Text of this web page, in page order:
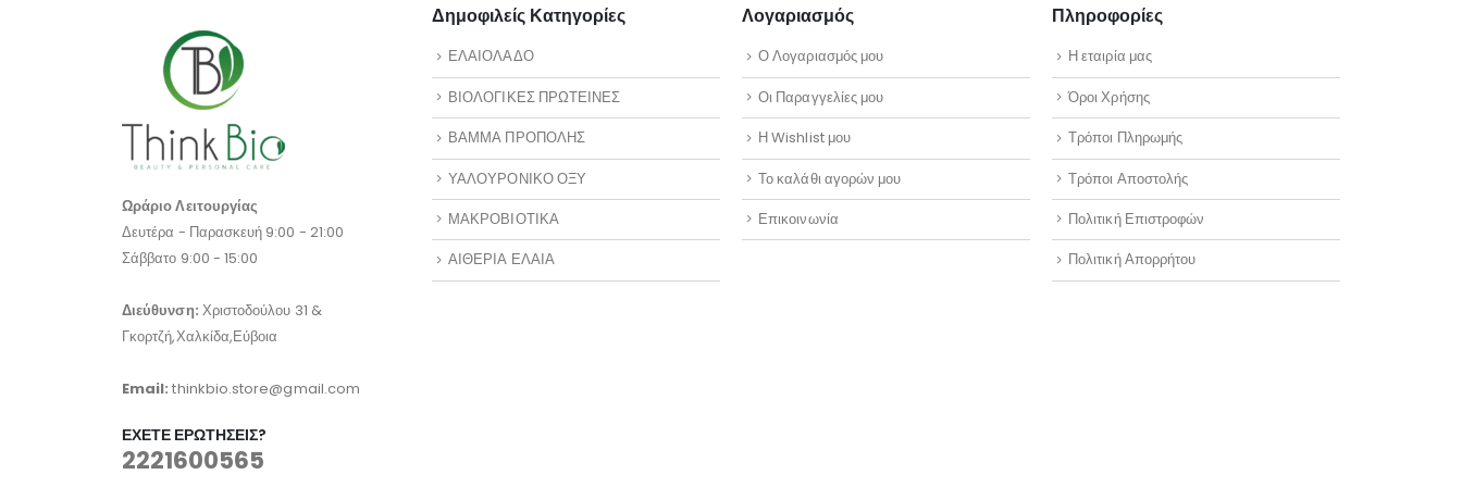
Ωράριο Λειτουργίας
Δευτέρα - Παρασκευή 9:00 - 21:00
Σάββατο 9:00 - 15:00
Διεύθυνση: Χριστοδούλου 31 &
Γκορτζή,Χαλκίδα,Εύβοια
Email:thinkbio.store@gmail.com
ΈΧΕΤΕ ΕΡΩΤΉΣΕΙΣ?
2221600565
Δημοφιλείς Κατηγορίες
ΕΛΑΙΟΛΑΔΟ
ΒΙΟΛΟΓΙΚΕΣ ΠΡΩΤΕΙΝΕΣ
ΒΑΜΜΑ ΠΡΟΠΟΛΗΣ
ΥΑΛΟΥΡΟΝΙΚΟ ΟΞΥ
ΜΑΚΡΟΒΙΟΤΙΚΑ
ΑΙΘΕΡΙΑ ΕΛΑΙΑ
Λογαριασμός
Ο Λογαριασμός μου
Οι Παραγγελίες μου
Η Wishlist μου
Το καλάθι αγορών μου
Επικοινωνία
Πληροφορίες
Η εταιρία μας
Όροι Χρήσης
Τρόποι Πληρωμής
Τρόποι Αποστολής
Πολιτική Επιστροφών
Πολιτική Απορρήτου